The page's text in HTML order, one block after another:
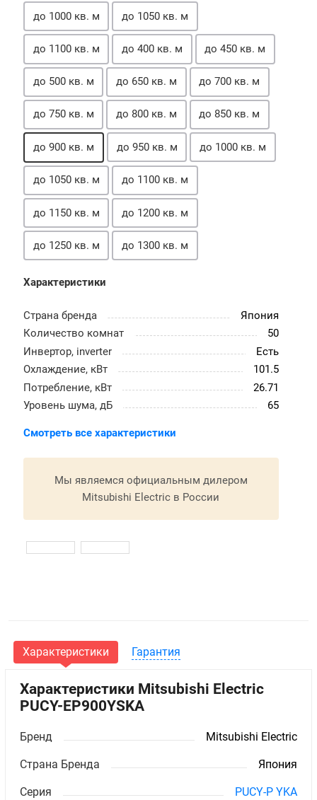
до 1000 кв. м до 1050 кв. м
до 1100 кв. м до 400 кв. м до 450 кв. м
до 500 кв. м до 650 кв. м до 700 кв. м
до 750 кв. м до 800 кв. м до 850 кв. м
до 900 кв. м до 950 кв. м до 1000 кв. м
до 1050 кв. м до 1100 кв. м
до 1150 кв. м до 1200 кв. м
до 1250 кв. м до 1300 кв. м
Характеристики
Страна бренда
Япония
Количество комнат
50
Инвертор, inverter
Есть
Охлаждение, кВт
101.5
Потребление, кВт
26.71
Уровень шума, дБ
65
Смотреть все характеристики
Мы являемся официальным дилером
Mitsubishi Electric в России
Характеристики Гарантия
Характеристики Mitsubishi Electric
PUCY-EP900YSKA
Бренд Mitsubishi Electric
Страна Бренда Япония
Серия PUCY-P YKA